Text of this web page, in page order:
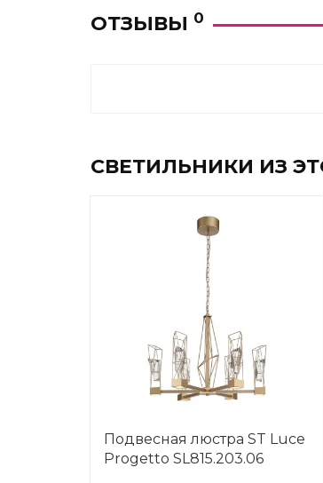
ОТЗЫВЫ 0
СВЕТИЛЬНИКИ ИЗ
Подвесная люстра ST Luce
Progetto SL815.203.06